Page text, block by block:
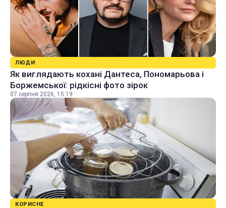
ЛЮДИ
Як виглядають кохані Дантеса, Пономарьова і
Боржемської: рідкісні фото зірок
07 серпня 2026, 15:19
КОРИСНЕ